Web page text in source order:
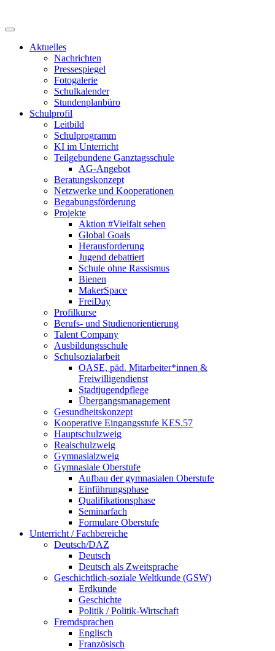
Aktuelles
Nachrichten
Pressespiegel
Fotogalerie
Schulkalender
Stundenplanbüro
Schulprofil
Leitbild
Schulprogramm
KI im Unterricht
Teilgebundene Ganztagsschule
AG-Angebot
Beratungskonzept
Netzwerke und Kooperationen
Begabungsförderung
Projekte
Aktion #Vielfalt sehen
Global Goals
Herausforderung
Jugend debattiert
Schule ohne Rassismus
Bienen
MakerSpace
FreiDay
Profilkurse
Berufs- und Studienorientierung
Talent Company
Ausbildungsschule
Schulsozialarbeit
OASE, päd. Mitarbeiter*innen &
Freiwilligendienst
Stadtjugendpflege
Übergangsmanagement
Gesundheitskonzept
Kooperative Eingangsstufe KES.57
Hauptschulzweig
Realschulzweig
Gymnasialzweig
Gymnasiale Oberstufe
Aufbau der gymnasialen Oberstufe
Einführungsphase
Qualifikationsphase
Seminarfach
Formulare Oberstufe
Unterricht / Fachbereiche
Deutsch/DAZ
Deutsch
Deutsch als Zweitsprache
Geschichtlich-soziale Weltkunde (GSW)
Erdkunde
Geschichte
Politik / Politik-Wirtschaft
Fremdsprachen
Englisch
Französisch